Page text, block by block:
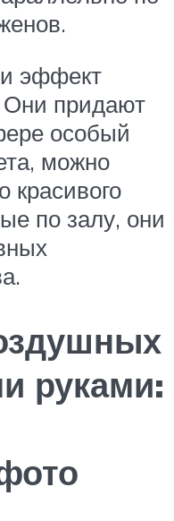
эффект
Они придают
особый
можно
красивого
по залу, они
руками: